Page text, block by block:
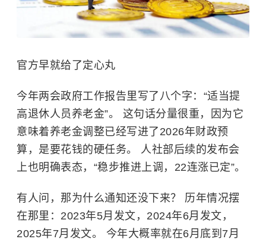
官方早就给了定心丸
今年两会政府工作报告里写了八个字：“适当提
高退休人员养老金”。 这句话分量很重，因为它
意味着养老金调整已经写进了2026年财政预
算，是要花钱的硬任务。 人社部后续的发布会
上也明确表态，“稳步推进上调，22连涨已定”。
有人问，那为什么通知还没下来？ 历年情况摆
在那里：2023年5月发文，2024年6月发文，
2025年7月发文。 今年大概率就在6月底到7月